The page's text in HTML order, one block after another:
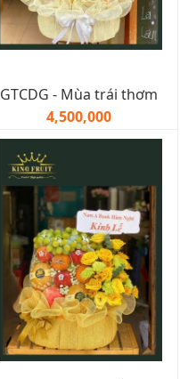
GTCDG - Mùa trái thơm
4,500,000